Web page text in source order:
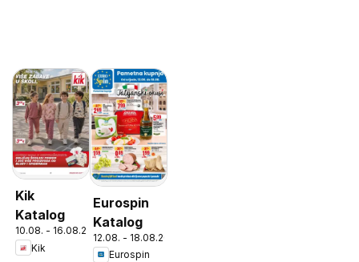
Kik
Katalog
10.08. - 16.08.2026
Kik
Eurospin
Katalog
12.08. - 18.08.2026
Eurospin